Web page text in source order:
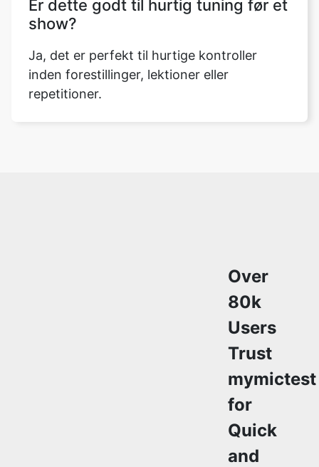
Er dette godt til hurtig tuning før et
show?
Ja, det er perfekt til hurtige kontroller
inden forestillinger, lektioner eller
repetitioner.
Over
80k
Users
Trust
mymictest
for
Quick
and